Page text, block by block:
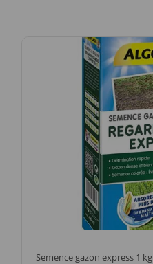
Semence gazon express 1 kg